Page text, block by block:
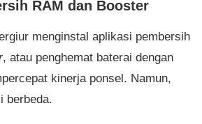
RAM dan Booster
menginstal aplikasi pembersih
, atau penghemat baterai dengan
kinerja ponsel. Namun,
berbeda.